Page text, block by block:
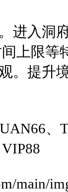
进入洞
上限等
。提升
main/